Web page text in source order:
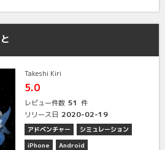
Takeshi Kiri
5.0
レビュー件数 51 件
リリース日 2020-02-19
アドベンチャー
シミュレーション
iPhone
Android